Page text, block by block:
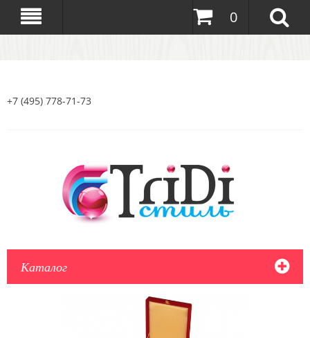
0
+7 (495) 778-71-73
Каталог